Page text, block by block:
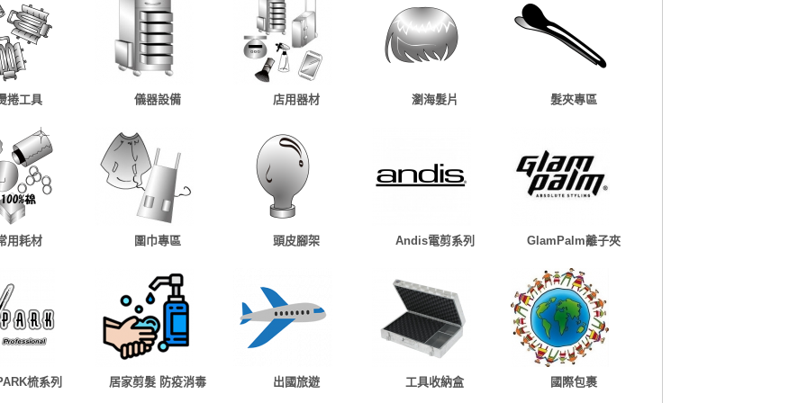
捲工具 儀器設備 店用器材 瀏海髮片 髮夾專區
用耗材 圍巾專區 頭皮腳架 Andis電剪系列 GlamPalm離子夾
梳系列 居家剪髮 防疫消毒 出國旅遊 工具收納盒 國際包裹